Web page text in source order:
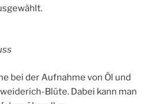
bei der Aufnahme von Öl und
Blüte. Dabei kann man